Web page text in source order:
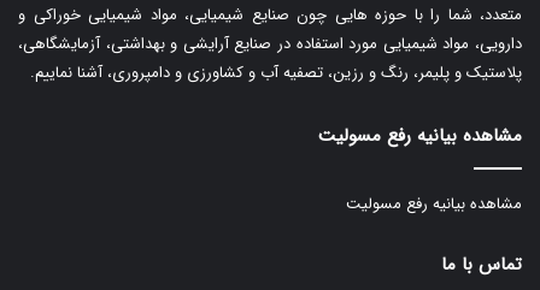
متعدد، شما را با حوزه هایی چون صنایع شیمیایی، مواد شیمیایی خوراکی و
دارویی، مواد شیمیایی مورد استفاده در صنایع آرایشی و بهداشتی، آزمایشگاهی،
پلاستیک و پلیمر، رنگ و رزین، تصفیه آب و کشاورزی و دامپروری، آشنا نماییم.
مشاهده بیانیه رفع مسولیت
مشاهده بیانیه رفع مسولیت
تماس با ما